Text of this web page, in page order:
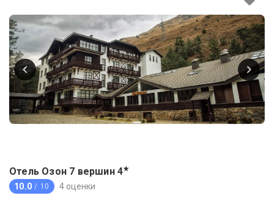
Отель Озон 7 вершин 4★
10.0 / 10 4 оценки